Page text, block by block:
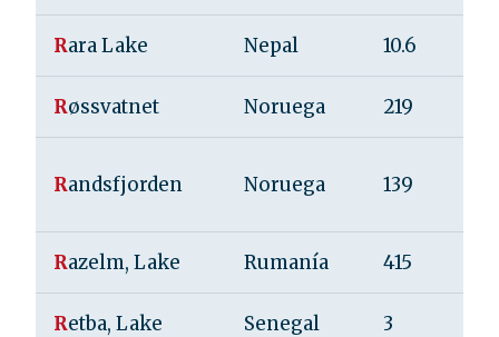
Rara Lake Nepal 10.6
Røssvatnet Noruega 219
Randsfjorden Noruega 139
Razelm, Lake Rumanía 415
Retba, Lake Senegal 3